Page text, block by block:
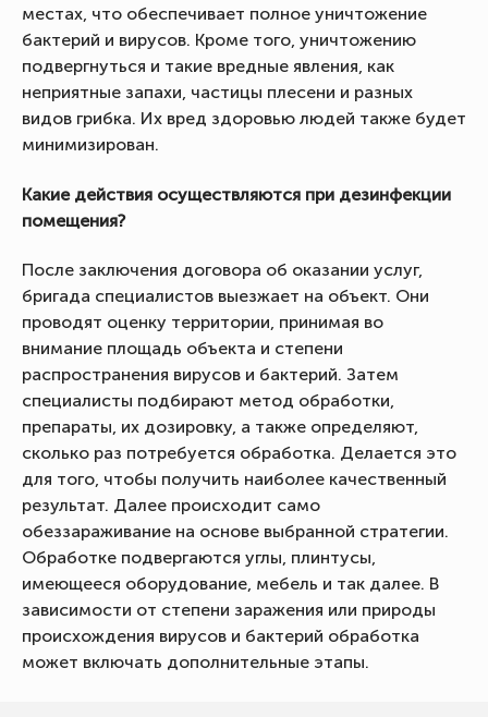
местах, что обеспечивает полное уничтожение
бактерий и вирусов. Кроме того, уничтожению
подвергнуться и такие вредные явления, как
неприятные запахи, частицы плесени и разных
видов грибка. Их вред здоровью людей также будет
минимизирован.
Какие действия осуществляются при дезинфекции
помещения?
После заключения договора об оказании услуг,
бригада специалистов выезжает на объект. Они
проводят оценку территории, принимая во
внимание площадь объекта и степени
распространения вирусов и бактерий. Затем
специалисты подбирают метод обработки,
препараты, их дозировку, а также определяют,
сколько раз потребуется обработка. Делается это
для того, чтобы получить наиболее качественный
результат. Далее происходит само
обеззараживание на основе выбранной стратегии.
Обработке подвергаются углы, плинтусы,
имеющееся оборудование, мебель и так далее. В
зависимости от степени заражения или природы
происхождения вирусов и бактерий обработка
может включать дополнительные этапы.